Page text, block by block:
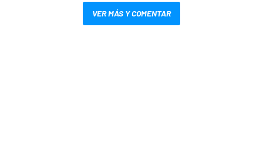
VER MÁS Y COMENTAR